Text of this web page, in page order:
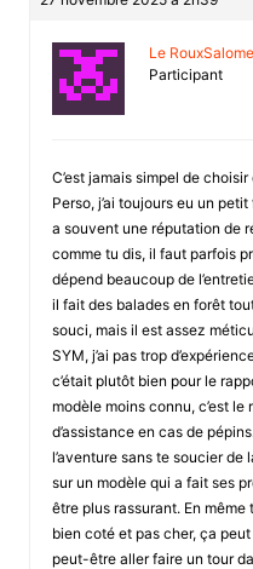
Le RouxSalome
Participant
C’est jamais simpel de
Perso, j’ai toujours eu un
a souvent une réputation de
comme tu dis, il faut parfois
dépend beaucoup de
il fait des balades en forêt
souci, mais il est assez
SYM, j’ai pas trop
c’était plutôt bien pour le
modèle moins connu, c’est
d’assistance en cas de
l’aventure sans te soucier
sur un modèle qui a fait ses
être plus rassurant. En
bien coté et pas cher, ça
peut-être aller faire un tour